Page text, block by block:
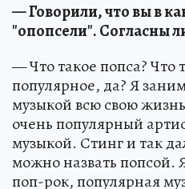
— Говорили, что вы в
"опопсели". Согласны
— Что такое попса? Что
популярное, да? Я
музыкой всю свою
очень популярный
музыкой. Стинг и так
можно назвать попсой.
поп-рок, популярная